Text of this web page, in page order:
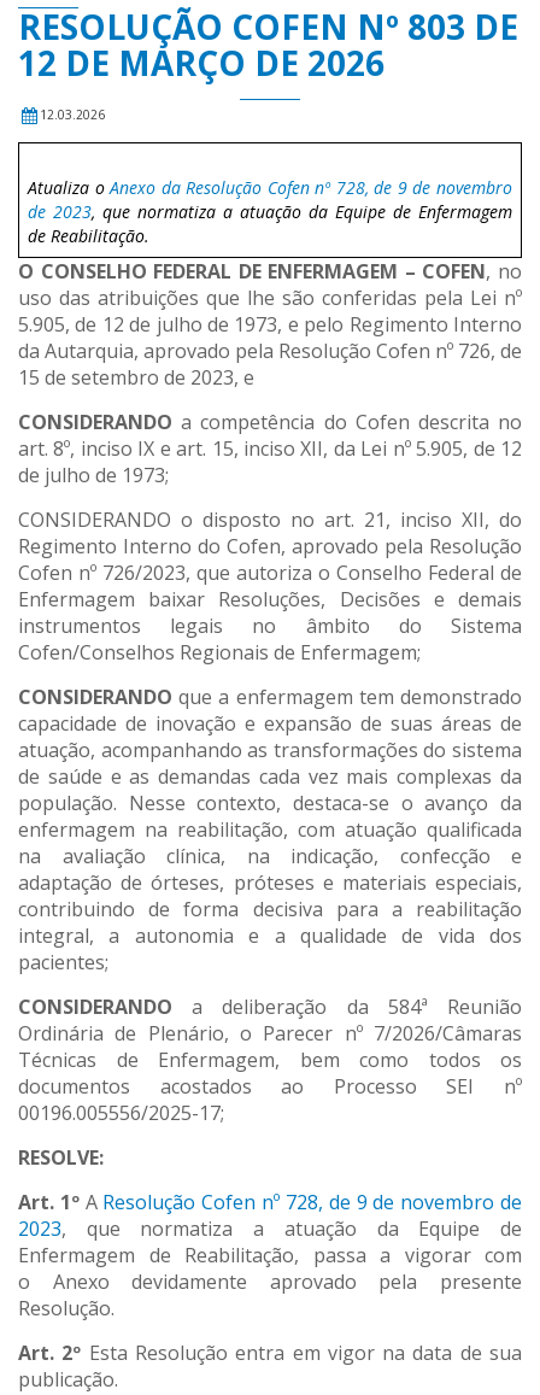
RESOLUÇÃO COFEN Nº 803 DE
12 DE MARÇO DE 2026
12.03.2026
Atualiza oAnexo da Resolução Cofen nº 728, de 9 de novembro
de 2023, que normatiza a atuação da Equipe de Enfermagem
de Reabilitação.
O CONSELHO FEDERAL DE ENFERMAGEM – COFEN, no
uso das atribuições que lhe são conferidas pela Lei nº
5.905, de 12 de julho de 1973, e pelo Regimento Interno
da Autarquia, aprovado pela Resolução Cofen nº 726, de
15 de setembro de 2023, e
CONSIDERANDO a competência do Cofen descrita no
art. 8º, inciso IX e art. 15, inciso XII, da Lei nº 5.905, de 12
de julho de 1973;
CONSIDERANDO o disposto no art. 21, inciso XII, do
Regimento Interno do Cofen, aprovado pela Resolução
Cofen nº 726/2023, que autoriza o Conselho Federal de
Enfermagem baixar Resoluções, Decisões e demais
instrumentos legais no âmbito do Sistema
Cofen/Conselhos Regionais de Enfermagem;
CONSIDERANDOque a enfermagem tem demonstrado
capacidade de inovação e expansão de suas áreas de
atuação, acompanhando as transformações do sistema
de saúde e as demandas cada vez mais complexas da
população. Nesse contexto, destaca-se o avanço da
enfermagem na reabilitação, com atuação qualificada
na avaliação clínica, na indicação, confecção e
adaptação de órteses, próteses e materiais especiais,
contribuindo de forma decisiva para a reabilitação
integral, a autonomia e a qualidade de vida dos
pacientes;
CONSIDERANDOa deliberação da 584ª Reunião
Ordinária de Plenário, o Parecer nº 7/2026/Câmaras
Técnicas de Enfermagem, bem como todos os
documentos acostados ao Processo SEI nº
00196.005556/2025-17;
RESOLVE:
Art. 1ºA Resolução Cofen nº 728, de 9 de novembro de
2023, que normatiza a atuação da Equipe de
Enfermagem de Reabilitação, passa a vigorar com
o Anexo devidamente aprovado pela presente
Resolução.
Art. 2º Esta Resolução entra em vigor na data de sua
publicação.